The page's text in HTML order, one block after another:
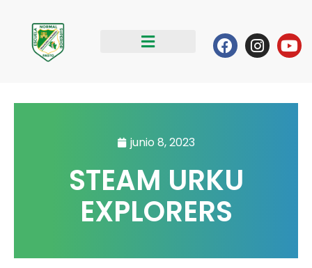
contenido
Facebook
junio 8, 2023
STEAM URKU
EXPLORERS